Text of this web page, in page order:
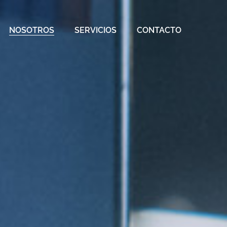
NOSOTROS SERVICIOS CONTACTO